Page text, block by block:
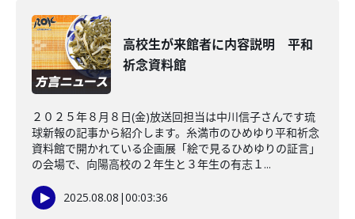
高校生が来館者に内容説明 平和
祈念資料館
２０２５年８月８日(金)放送回担当は中川信子さんです琉
球新報の記事から紹介します。糸満市のひめゆり平和祈念
資料館で開かれている企画展「絵で見るひめゆりの証言」
の会場で、向陽高校の２年生と３年生の有志１...
2025.08.08 |00:03:36